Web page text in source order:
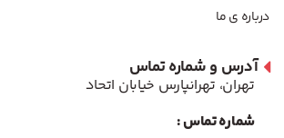
درباره ی ما
آدرس و شماره تماس
تهران، تهرانپارس خیابان اتحاد
شماره تماس :